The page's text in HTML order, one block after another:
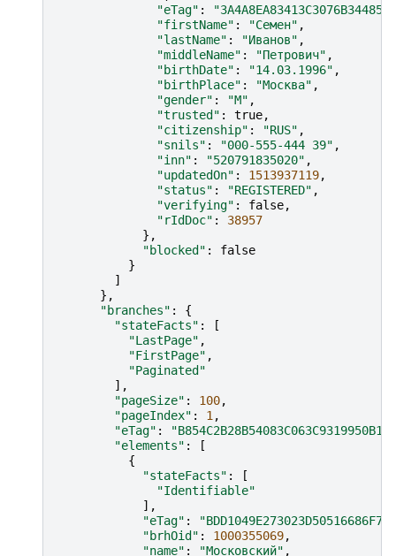
"eTag" :
"firstName" : "Семен" ,
"lastName" : "Иванов" ,
"middleName" : "Петрович" ,
"birthDate" : "14.03.1996" ,
"birthPlace" : "Москва" ,
"gender" : "M" ,
"trusted" : true,
"citizenship" : "RUS" ,
"snils" : "000-555-444 39" ,
"inn" : "520791835020" ,
"updatedOn" : 1513937119,
"status" : "REGISTERED" ,
"verifying" : false,
"rIdDoc" :
38957
},
"blocked" :
false
}
]
},
"branches" :
{
"stateFacts" :
[
"LastPage" ,
"FirstPage" ,
"Paginated"
],
"pageSize" : 100,
"pageIndex" : 1 ,
"eTag" :
"elements" :
[
{
"stateFacts" :
[
"Identifiable"
],
"eTag" :
"brhOid" : 1000355069,
"name" : "Московский" ,